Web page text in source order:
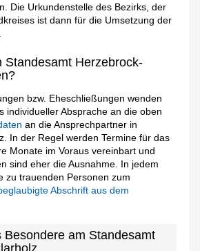
Die Urkundenstelle des Bezirks, der
ist dann für die Umsetzung der
Standesamt Herzebrock-
bzw. Eheschließungen wenden
individueller Absprache an die oben
an die Ansprechpartner in
In der Regel werden Termine für das
Monate im Voraus vereinbart und
sind eher die Ausnahme. In jedem
zu trauenden Personen zum
Abschrift aus dem
Besondere am Standesamt